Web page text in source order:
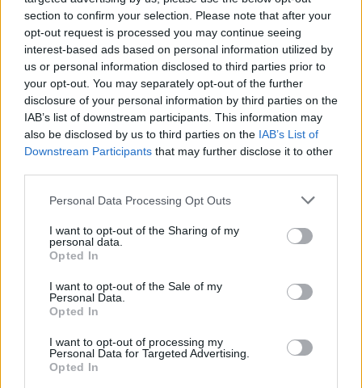
section to confirm your selection. Please note that after your
opt-out request is processed you may continue seeing
interest-based ads based on personal information utilized by
us or personal information disclosed to third parties prior to
your opt-out. You may separately opt-out of the further
disclosure of your personal information by third parties on the
IAB’s list of downstream participants. This information may
also be disclosed by us to third parties on the IAB’s List of
Downstream Participants that may further disclose it to other
Personal Data Processing Opt Outs
I want to opt-out of the Sharing of my
personal data.
Opted In
I want to opt-out of the Sale of my
Personal Data.
Opted In
I want to opt-out of processing my
Personal Data for Targeted Advertising.
Opted In